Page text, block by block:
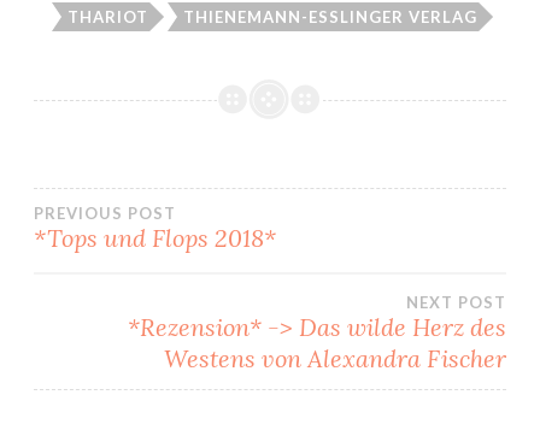
THARIOT THIENEMANN-ESSLINGER VERLAG
Beitragsnavigation
PREVIOUS POST
*Tops und Flops 2018*
NEXT POST
*Rezension* -> Das wilde Herz des
Westens von Alexandra Fischer